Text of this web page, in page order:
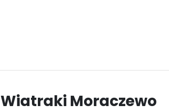
Wiatraki Moraczewo